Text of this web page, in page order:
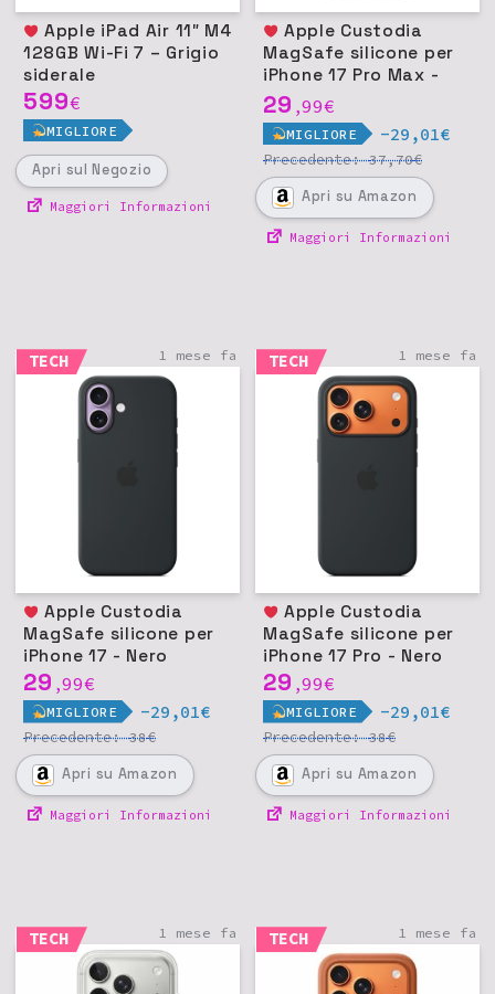
Apple iPad Air 11″ M4
128GB Wi-Fi 7 – Grigio
siderale
599€
MIGLIORE
Apri sul Negozio
Maggiori Informazioni
Apple Custodia
MagSafe silicone per
iPhone 17 Pro Max -
Nero
29 ,99€
MIGLIORE -29,01€
Precedente:37,70€
Apri su Amazon
Maggiori Informazioni
TECH 1 mese fa
Apple Custodia
MagSafe silicone per
iPhone 17 - Nero
29 ,99€
MIGLIORE -29,01€
Precedente:38€
Apri su Amazon
Maggiori Informazioni
TECH 1 mese fa
Apple Custodia
MagSafe silicone per
iPhone 17 Pro - Nero
29 ,99€
MIGLIORE -29,01€
Precedente:38€
Apri su Amazon
Maggiori Informazioni
TECH 1 mese fa TECH 1 mese fa